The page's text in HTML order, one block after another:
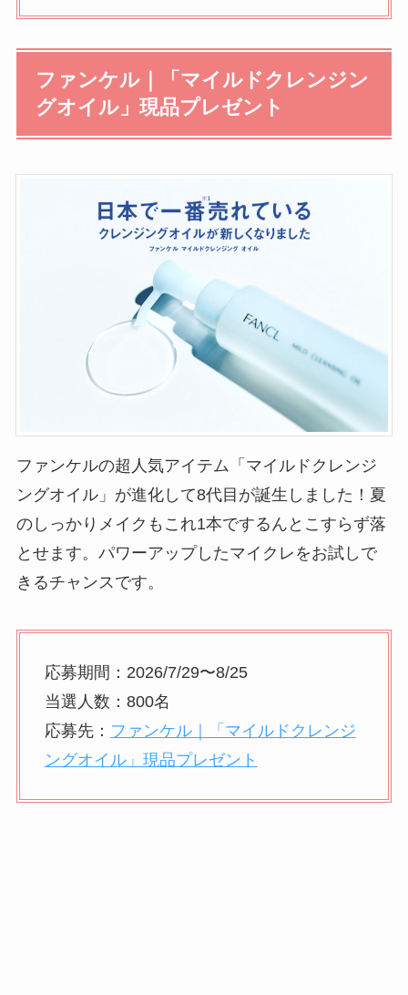
ファンケル｜「マイルドクレンジン
グオイル」現品プレゼント
ファンケルの超人気アイテム「マイルドクレンジ
ングオイル」が進化して8代目が誕生しました！夏
のしっかりメイクもこれ1本でするんとこすらず落
とせます。パワーアップしたマイクレをお試しで
きるチャンスです。
応募期間：2026/7/29〜8/25
当選人数：800名
応募先： ファンケル｜「マイルドクレンジ
ングオイル」現品プレゼント